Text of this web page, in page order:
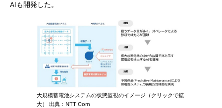
AIも開発した。
大規模蓄電池システムの状態監視のイメージ（クリックで拡
大） 出典：NTT Com